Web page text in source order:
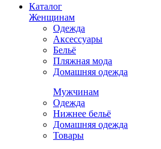
Каталог
Женщинам
Одежда
Аксессуары
Бельё
Пляжная мода
Домашняя одежда
Мужчинам
Одежда
Нижнее бельё
Домашняя одежда
Товары